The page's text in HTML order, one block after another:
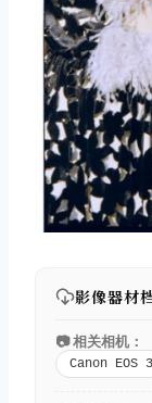
影像器材
📷 相关相机：
Canon EOS 3